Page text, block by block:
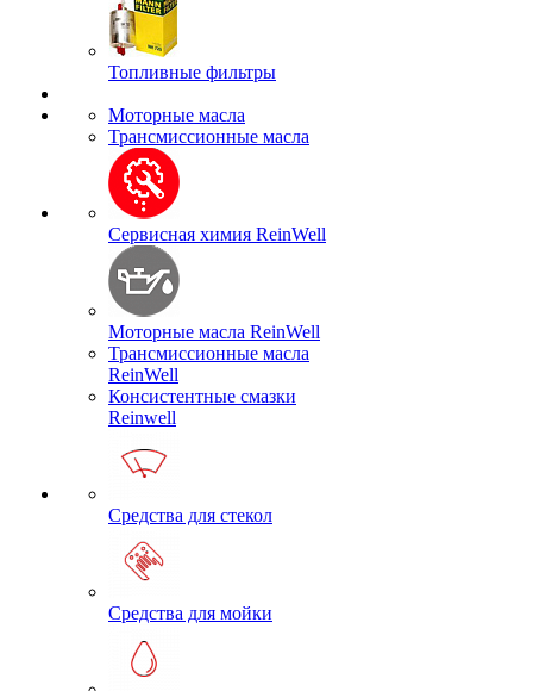
Топливные фильтры
Моторные масла
Трансмиссионные масла
Сервисная химия ReinWell
Моторные масла ReinWell
Трансмиссионные масла
ReinWell
Консистентные смазки
Reinwell
Средства для стекол
Средства для мойки